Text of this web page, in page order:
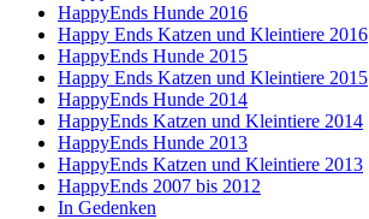
HappyEnds Hunde 2016
Happy Ends Katzen und Kleintiere 2016
HappyEnds Hunde 2015
Happy Ends Katzen und Kleintiere 2015
HappyEnds Hunde 2014
HappyEnds Katzen und Kleintiere 2014
HappyEnds Hunde 2013
HappyEnds Katzen und Kleintiere 2013
HappyEnds 2007 bis 2012
In Gedenken